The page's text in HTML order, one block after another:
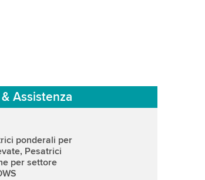
Assistenza
ponderali per
Pesatrici
per settore